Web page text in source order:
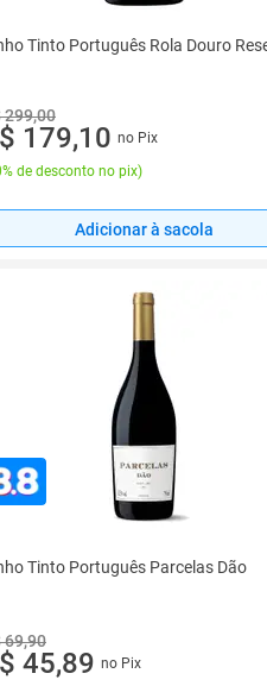
Tinto Português Rola Douro
299,00
179,10 no Pix
de desconto no pix)
Adicionar à sacola
Tinto Português Parcelas Dão
69,90
45,89 no Pix